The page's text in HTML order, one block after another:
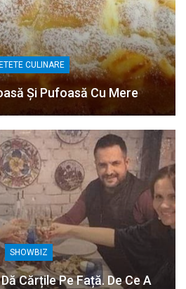
CULINARE
Și Pufoasă Cu Mere
SHOWBIZ
Cărțile Pe Față. De Ce A